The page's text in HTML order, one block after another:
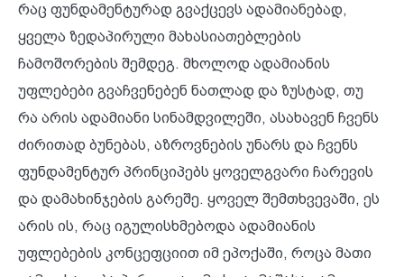
რაც ფუნდამენტურად გვაქცევს ადამიანებად,
ყველა ზედაპირული მახასიათებლების
ჩამოშორების შემდეგ. მხოლოდ ადამიანის
უფლებები გვაჩვენებენ ნათლად და ზუსტად, თუ
რა არის ადამიანი სინამდვილეში, ასახავენ ჩვენს
ძირითად ბუნებას, აზროვნების უნარს და ჩვენს
ფუნდამენტურ პრინციპებს ყოველგვარი ჩარევის
და დამახინჯების გარეშე. ყოველ შემთხვევაში, ეს
არის ის, რაც იგულისხმებოდა ადამიანის
უფლებების კონცეფციით იმ ეპოქაში, როცა მათი